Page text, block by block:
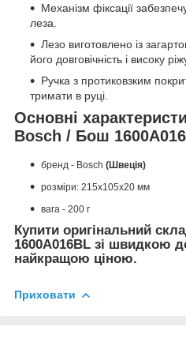
Механізм фіксації
леза.
Лезо виготовлено із
його довговічність і високу
Ручка з протиковзким
тримати в руці.
Основні
Bosch / Бош
бренд - Bosch (Швеція)
розміри: 215х105х20 мм
вага - 200 г
Купити оригінальний
1600A016BL зі швидкою
найкращою ціною.
Приховати